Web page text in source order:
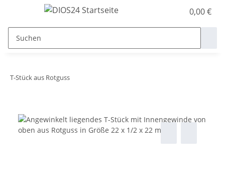
0,00 €
T-Stück aus Rotguss